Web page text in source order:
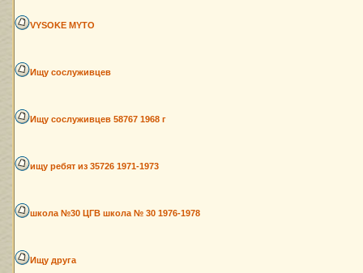
VYSOKE MYTO
Ищу сослуживцев
Ищу сослуживцев 58767 1968 г
ищу ребят из 35726 1971-1973
школа №30 ЦГВ школа № 30 1976-1978
Ищу друга